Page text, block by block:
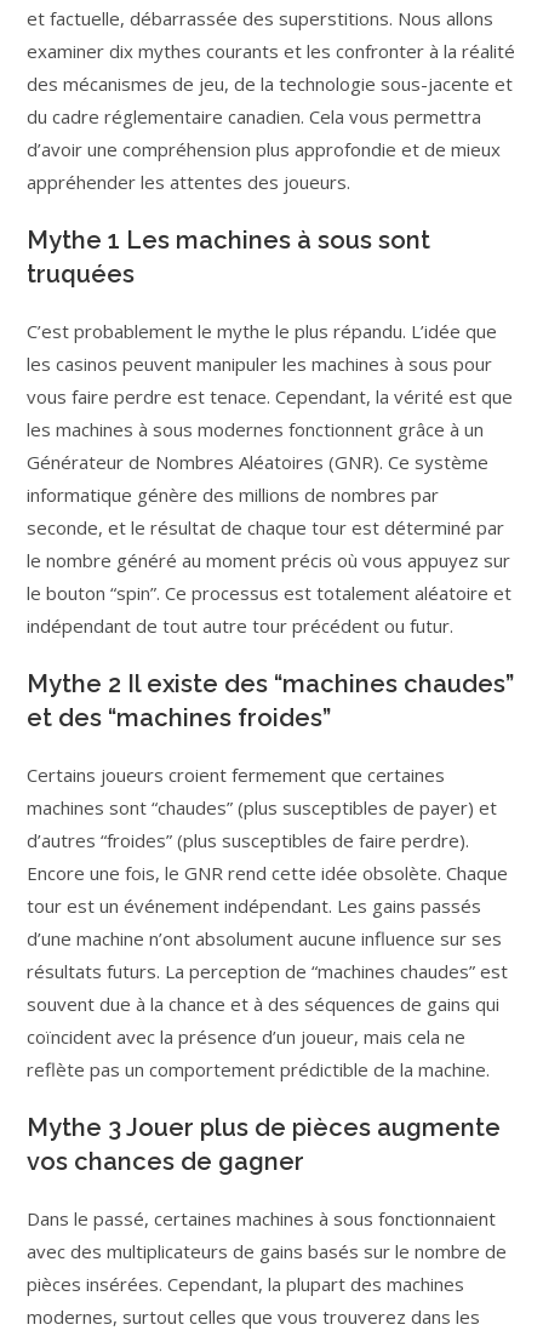
et factuelle, débarrassée des superstitions. Nous allons
examiner dix mythes courants et les confronter à la réalité
des mécanismes de jeu, de la technologie sous-jacente et
du cadre réglementaire canadien. Cela vous permettra
d’avoir une compréhension plus approfondie et de mieux
appréhender les attentes des joueurs.
Mythe 1 Les machines à sous sont
truquées
C’est probablement le mythe le plus répandu. L’idée que
les casinos peuvent manipuler les machines à sous pour
vous faire perdre est tenace. Cependant, la vérité est que
les machines à sous modernes fonctionnent grâce à un
Générateur de Nombres Aléatoires (GNR). Ce système
informatique génère des millions de nombres par
seconde, et le résultat de chaque tour est déterminé par
le nombre généré au moment précis où vous appuyez sur
le bouton “spin”. Ce processus est totalement aléatoire et
indépendant de tout autre tour précédent ou futur.
Mythe 2 Il existe des “machines chaudes”
et des “machines froides”
Certains joueurs croient fermement que certaines
machines sont “chaudes” (plus susceptibles de payer) et
d’autres “froides” (plus susceptibles de faire perdre).
Encore une fois, le GNR rend cette idée obsolète. Chaque
tour est un événement indépendant. Les gains passés
d’une machine n’ont absolument aucune influence sur ses
résultats futurs. La perception de “machines chaudes” est
souvent due à la chance et à des séquences de gains qui
coïncident avec la présence d’un joueur, mais cela ne
reflète pas un comportement prédictible de la machine.
Mythe 3 Jouer plus de pièces augmente
vos chances de gagner
Dans le passé, certaines machines à sous fonctionnaient
avec des multiplicateurs de gains basés sur le nombre de
pièces insérées. Cependant, la plupart des machines
modernes, surtout celles que vous trouverez dans les